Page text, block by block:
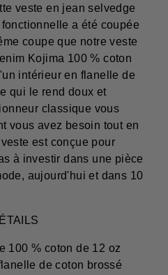
veste en jean selvedge
a été coupée
coupe que notre veste
Kojima 100 % coton
intérieur en flanelle de
qui le rend doux et
classique vous
vous avez besoin tout en
est conçue pour
à investir dans une pièce
aujourd'hui et dans 10
100 % coton de 12 oz
de coton brossé